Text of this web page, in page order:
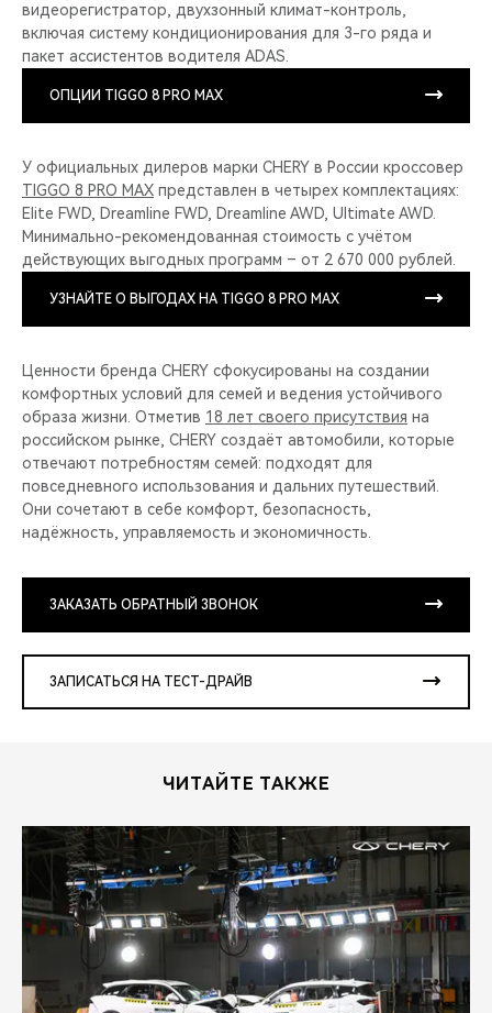
видеорегистратор, двухзонный климат-контроль,
включая систему кондиционирования для 3-го ряда и
пакет ассистентов водителя ADAS.
ОПЦИИ TIGGO 8 PRO MAX
У официальных дилеров марки CHERY в России кроссовер
TIGGO 8 PRO MAX представлен в четырех комплектациях:
Elite FWD, Dreamline FWD, Dreamline AWD, Ultimate AWD.
Минимально-рекомендованная стоимость с учётом
действующих выгодных программ – от 2 670 000 рублей.
УЗНАЙТЕ О ВЫГОДАХ НА TIGGO 8 PRO MAX
Ценности бренда CHERY сфокусированы на создании
комфортных условий для семей и ведения устойчивого
образа жизни. Отметив 18 лет своего присутствия на
российском рынке, CHERY создаёт автомобили, которые
отвечают потребностям семей: подходят для
повседневного использования и дальних путешествий.
Они сочетают в себе комфорт, безопасность,
надёжность, управляемость и экономичность.
ЗАКАЗАТЬ ОБРАТНЫЙ ЗВОНОК
ЗАПИСАТЬСЯ НА ТЕСТ-ДРАЙВ
ЧИТАЙТЕ ТАКЖЕ